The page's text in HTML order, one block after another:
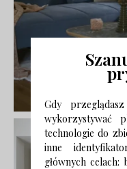
Gdy
wykorzystywać
technologie do
inne
głównych